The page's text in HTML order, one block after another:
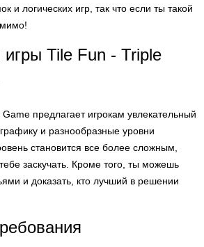
и логических игр, так что если ты такой
Tile Fun - Triple
предлагает игрокам увлекательный
и разнообразные уровни
становится все более сложным,
заскучать. Кроме того, ты можешь
и доказать, кто лучший в решении